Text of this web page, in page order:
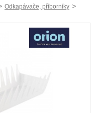
Odkapávače, příborníky >